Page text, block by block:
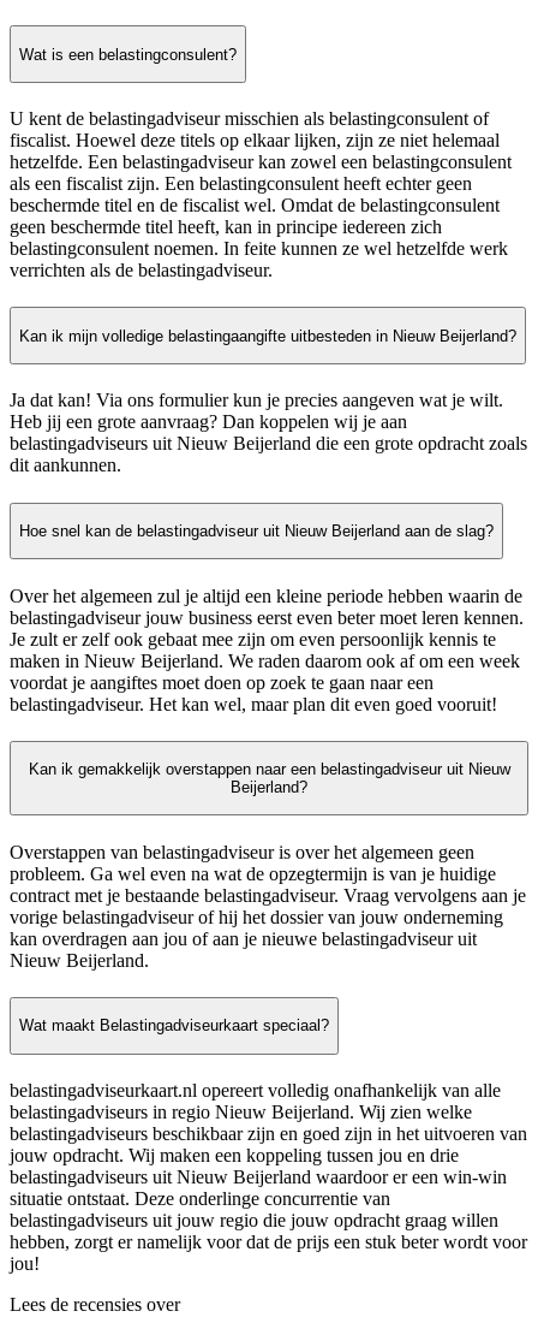
Wat is een belastingconsulent?
U kent de belastingadviseur misschien als belastingconsulent of
fiscalist. Hoewel deze titels op elkaar lijken, zijn ze niet helemaal
hetzelfde. Een belastingadviseur kan zowel een belastingconsulent
als een fiscalist zijn. Een belastingconsulent heeft echter geen
beschermde titel en de fiscalist wel. Omdat de belastingconsulent
geen beschermde titel heeft, kan in principe iedereen zich
belastingconsulent noemen. In feite kunnen ze wel hetzelfde werk
verrichten als de belastingadviseur.
Kan ik mijn volledige belastingaangifte uitbesteden in Nieuw Beijerland?
Ja dat kan! Via ons formulier kun je precies aangeven wat je wilt.
Heb jij een grote aanvraag? Dan koppelen wij je aan
belastingadviseurs uit Nieuw Beijerland die een grote opdracht zoals
dit aankunnen.
Hoe snel kan de belastingadviseur uit Nieuw Beijerland aan de slag?
Over het algemeen zul je altijd een kleine periode hebben waarin de
belastingadviseur jouw business eerst even beter moet leren kennen.
Je zult er zelf ook gebaat mee zijn om even persoonlijk kennis te
maken in Nieuw Beijerland. We raden daarom ook af om een week
voordat je aangiftes moet doen op zoek te gaan naar een
belastingadviseur. Het kan wel, maar plan dit even goed vooruit!
Kan ik gemakkelijk overstappen naar een belastingadviseur uit Nieuw
Beijerland?
Overstappen van belastingadviseur is over het algemeen geen
probleem. Ga wel even na wat de opzegtermijn is van je huidige
contract met je bestaande belastingadviseur. Vraag vervolgens aan je
vorige belastingadviseur of hij het dossier van jouw onderneming
kan overdragen aan jou of aan je nieuwe belastingadviseur uit
Nieuw Beijerland.
Wat maakt Belastingadviseurkaart speciaal?
belastingadviseurkaart.nl opereert volledig onafhankelijk van alle
belastingadviseurs in regio Nieuw Beijerland. Wij zien welke
belastingadviseurs beschikbaar zijn en goed zijn in het uitvoeren van
jouw opdracht. Wij maken een koppeling tussen jou en drie
belastingadviseurs uit Nieuw Beijerland waardoor er een win-win
situatie ontstaat. Deze onderlinge concurrentie van
belastingadviseurs uit jouw regio die jouw opdracht graag willen
hebben, zorgt er namelijk voor dat de prijs een stuk beter wordt voor
jou!
Lees de recensies over